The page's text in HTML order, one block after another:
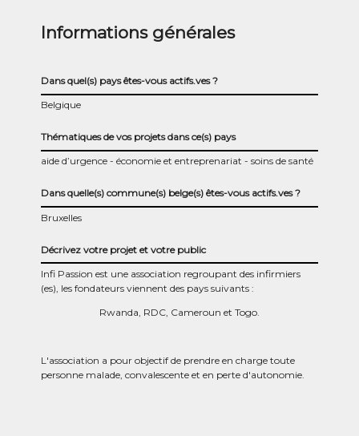
Informations générales
Dans quel(s) pays êtes-vous actifs.ves ?
Belgique
Thématiques de vos projets dans ce(s) pays
aide d’urgence économie et entreprenariat soins de santé
Dans quelle(s) commune(s) belge(s) êtes-vous actifs.ves ?
Bruxelles
Décrivez votre projet et votre public
Infi Passion est une association regroupant des infirmiers
(es), les fondateurs viennent des pays suivants :
Rwanda, RDC, Cameroun et Togo.
L'association a pour objectif de prendre en charge toute
personne malade, convalescente et en perte d'autonomie.